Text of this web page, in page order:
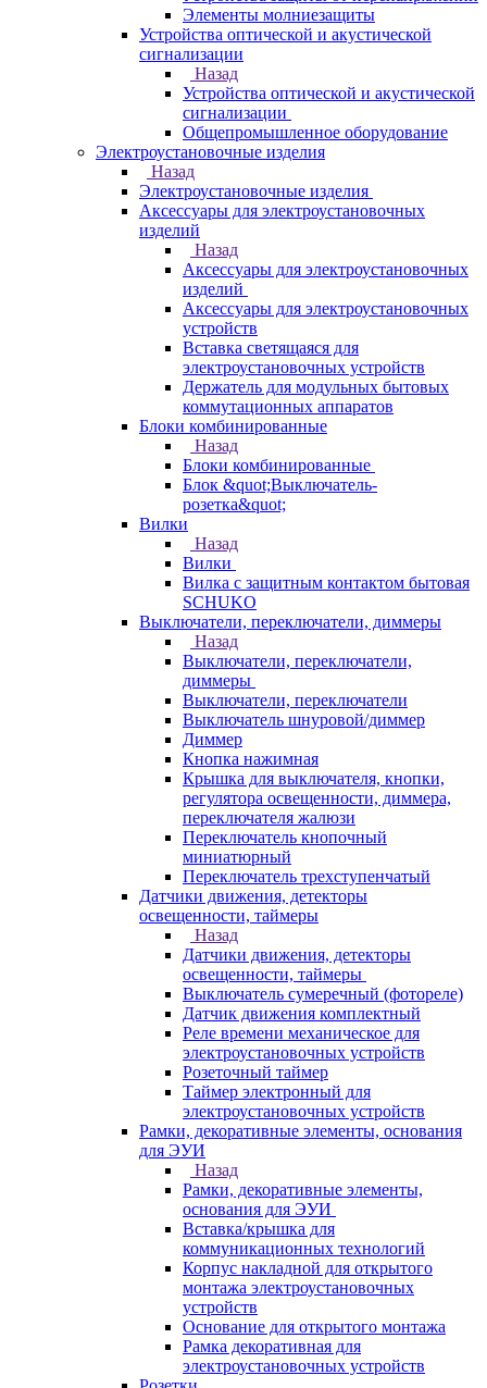
Элементы молниезащиты
Устройства оптической и акустической
сигнализации
Назад
Устройства оптической и акустической
сигнализации
Общепромышленное оборудование
Электроустановочные изделия
Назад
Электроустановочные изделия
Аксессуары для электроустановочных
изделий
Назад
Аксессуары для электроустановочных
изделий
Аксессуары для электроустановочных
устройств
Вставка светящаяся для
электроустановочных устройств
Держатель для модульных бытовых
коммутационных аппаратов
Блоки комбинированные
Назад
Блоки комбинированные
Блок &quot;Выключатель-
розетка&quot;
Вилки
Назад
Вилки
Вилка с защитным контактом бытовая
SCHUKO
Выключатели, переключатели, диммеры
Назад
Выключатели, переключатели,
диммеры
Выключатели, переключатели
Выключатель шнуровой/диммер
Диммер
Кнопка нажимная
Крышка для выключателя, кнопки,
регулятора освещенности, диммера,
переключателя жалюзи
Переключатель кнопочный
миниатюрный
Переключатель трехступенчатый
Датчики движения, детекторы
освещенности, таймеры
Назад
Датчики движения, детекторы
освещенности, таймеры
Выключатель сумеречный (фотореле)
Датчик движения комплектный
Реле времени механическое для
электроустановочных устройств
Розеточный таймер
Таймер электронный для
электроустановочных устройств
Рамки, декоративные элементы, основания
для ЭУИ
Назад
Рамки, декоративные элементы,
основания для ЭУИ
Вставка/крышка для
коммуникационных технологий
Корпус накладной для открытого
монтажа электроустановочных
устройств
Основание для открытого монтажа
Рамка декоративная для
электроустановочных устройств